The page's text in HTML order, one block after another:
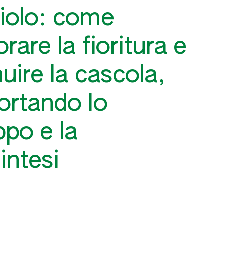
come
la fioritura e
la cascola,
lo
e la